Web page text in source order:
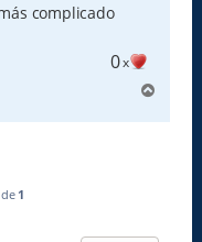
complicado
0x
r
de 1